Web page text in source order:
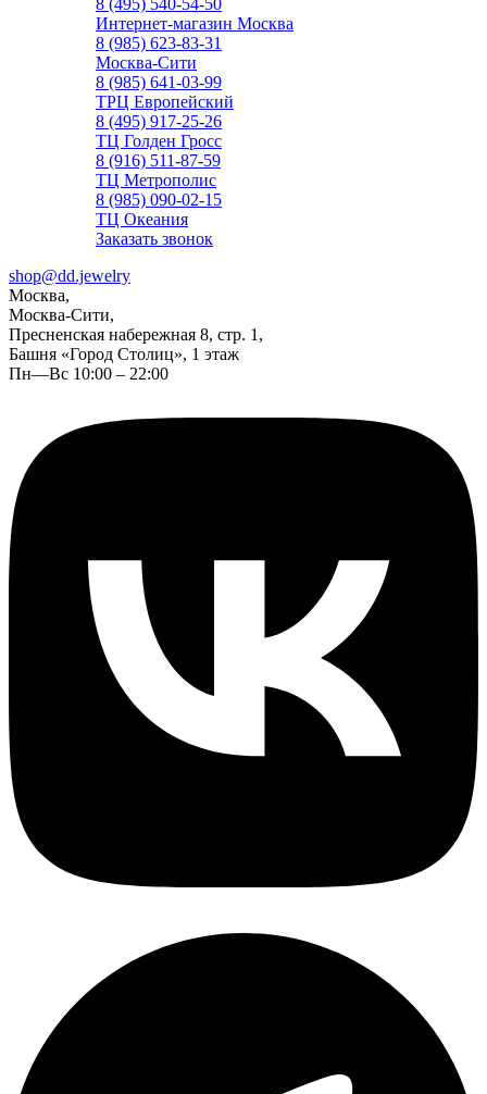
8 (495) 540-54-50
Интернет-магазин Москва
8 (985) 623-83-31
Москва-Сити
8 (985) 641-03-99
ТРЦ Европейский
8 (495) 917-25-26
ТЦ Голден Гросс
8 (916) 511-87-59
ТЦ Метрополис
8 (985) 090-02-15
ТЦ Океания
Заказать звонок
shop@dd.jewelry
Москва,
Москва-Сити,
Пресненская набережная 8, стр. 1,
Башня «Город Столиц», 1 этаж
Пн—Вс 10:00 – 22:00